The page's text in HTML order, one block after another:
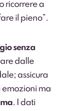
ricorrere a
il pieno”.
senza
dalle
assicura
emozioni ma
. I dati